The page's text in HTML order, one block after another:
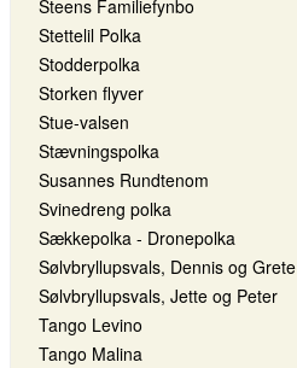
Steens Familiefynbo
Stettelil Polka
Stodderpolka
Storken flyver
Stue-valsen
Stævningspolka
Susannes Rundtenom
Svinedreng polka
Sækkepolka - Dronepolka
Sølvbryllupsvals, Dennis og Grete
Sølvbryllupsvals, Jette og Peter
Tango Levino
Tango Malina